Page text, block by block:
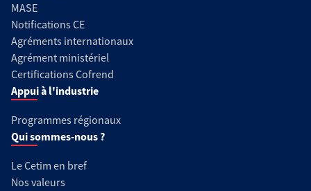
MASE
Notifications CE
Agréments internationaux
Agrément ministériel
Certifications Cofrend
Appui à l'industrie
Programmes régionaux
Qui sommes-nous ?
Le Cetim en bref
Nos valeurs